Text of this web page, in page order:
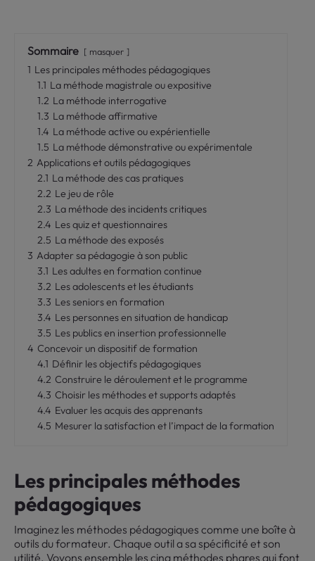
Sommaire masquer
1 Les principales méthodes pédagogiques
1.1 La méthode magistrale ou expositive
1.2 La méthode interrogative
1.3 La méthode affirmative
1.4 La méthode active ou expérientielle
1.5 La méthode démonstrative ou expérimentale
2 Applications et outils pédagogiques
2.1 La méthode des cas pratiques
2.2 Le jeu de rôle
2.3 La méthode des incidents critiques
2.4 Les quiz et questionnaires
2.5 La méthode des exposés
3 Adapter sa pédagogie à son public
3.1 Les adultes en formation continue
3.2 Les adolescents et les étudiants
3.3 Les seniors en formation
3.4 Les personnes en situation de handicap
3.5 Les publics en insertion professionnelle
4 Concevoir un dispositif de formation
4.1 Définir les objectifs pédagogiques
4.2 Construire le déroulement et le programme
4.3 Choisir les méthodes et supports adaptés
4.4 Evaluer les acquis des apprenants
4.5 Mesurer la satisfaction et l’impact de la formation
Les principales méthodes
pédagogiques
Imaginez les méthodes pédagogiques comme une boîte à
outils du formateur. Chaque outil a sa spécificité et son
utilité. Voyons ensemble les cinq méthodes phares qui font